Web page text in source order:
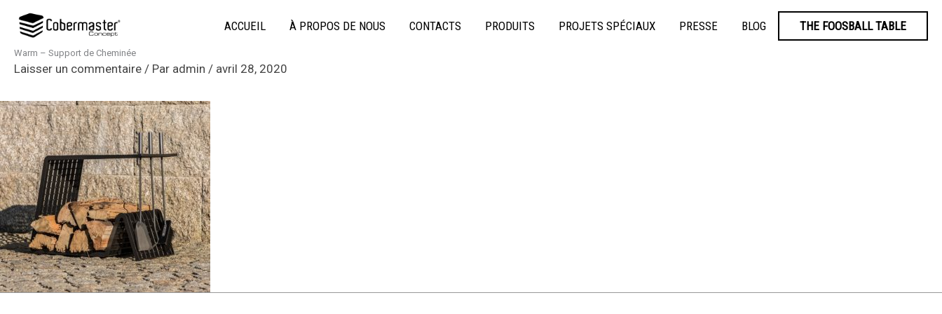
contenu
ACCUEIL À PROPOS DE NOUS CONTACTS PRODUITS PROJETS SPÉCIAUX PRESSE BLOG THE FOOSBALL TABLE
Warm – Support de Cheminée
Laisser un commentaire / Par admin / avril 28, 2020